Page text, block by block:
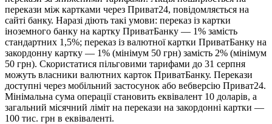
перекази між картками через Приват24, повідомляється на
сайті банку. Наразі діють такі умови: переказ із картки
іноземного банку на картку ПриватБанку — 1% замість
стандартних 1,5%; переказ із валютної картки ПриватБанку на
закордонну картку — 1% (мінімум 50 грн) замість 2% (мінімум
50 грн). Скористатися пільговими тарифами до 31 серпня
можуть власники валютних карток ПриватБанку. Перекази
доступні через мобільний застосунок або вебверсію Приват24.
Мінімальна сума операції становить еквівалент 10 доларів, а
загальний місячний ліміт на перекази на закордонні картки —
100 тис. грн в еквіваленті.